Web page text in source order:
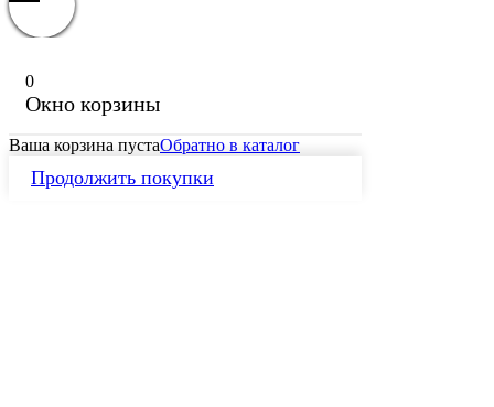
0
Окно корзины
Ваша корзина пустаОбратно в каталог
Продолжить покупки